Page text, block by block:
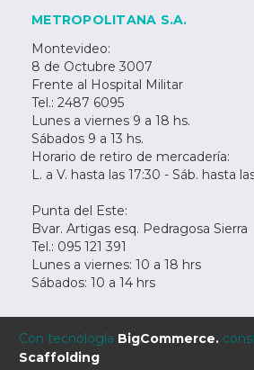
METROPOLITANA S.A.
Montevideo:
8 de Octubre 3007
Frente al Hospital Militar
Tel.: 2487 6095
Lunes a viernes 9 a 18 hs.
Sábados 9 a 13 hs.
Horario de retiro de mercadería:
L. a V. hasta las 17:30 - Sáb. hasta
Punta del Este:
Bvar. Artigas esq. Pedragosa Sierra
Tel.: 095 121 391
Lunes a viernes: 10 a 18 hrs
Sábados: 10 a 14 hrs
Con tecnología BigCommerce.
Scaffolding